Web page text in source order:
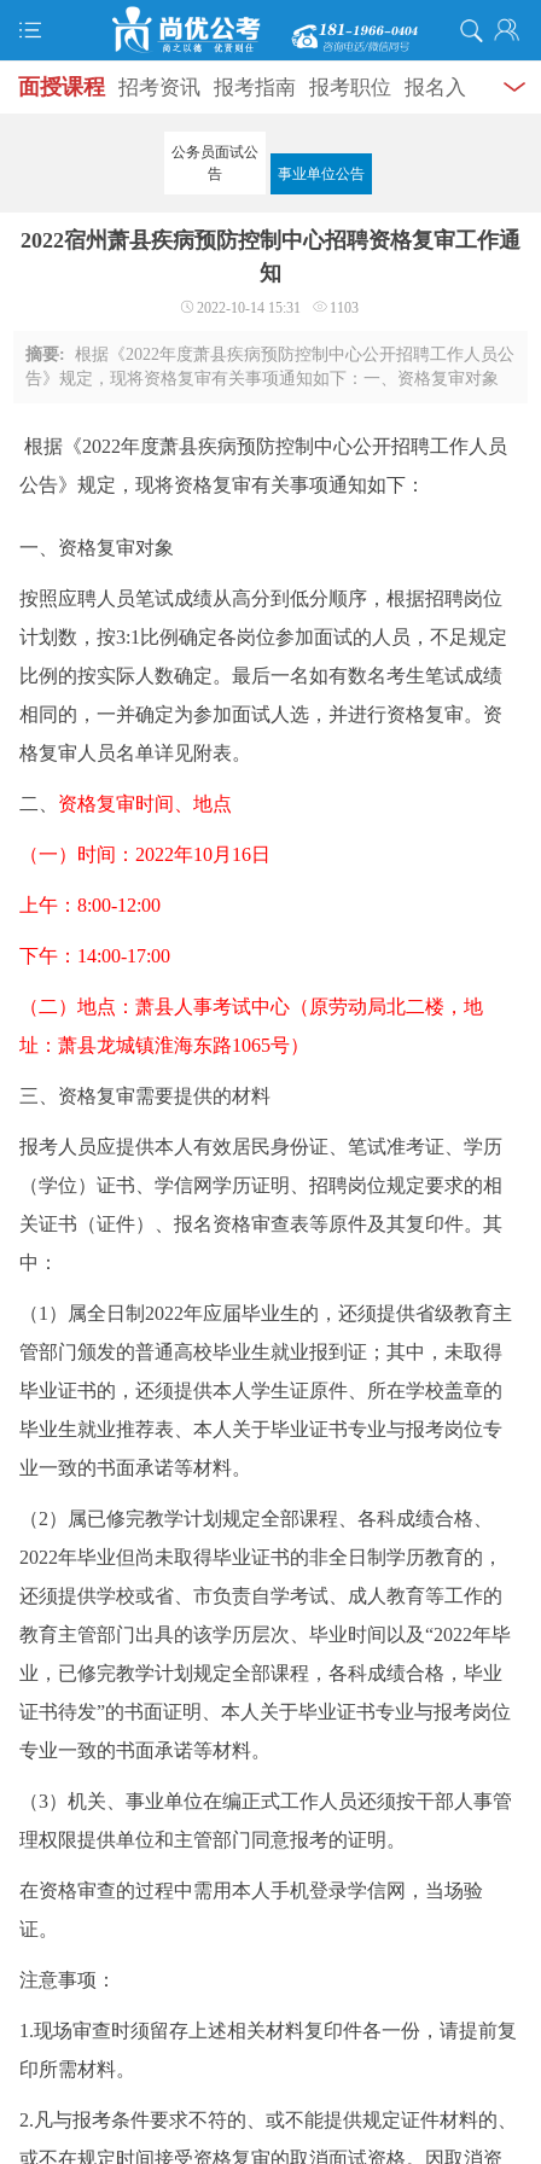
面授课程 招考资讯 报考指南 报考职位 报名入
成绩查询 面试公告
模拟试题 历年真题
政热点 视频课堂 学员风采 名师团队 考试专题
公务员面试公
告
事业单位公告
2022宿州萧县疾病预防控制中心招聘资格复审工作通
知
2022-10-14 15:31 1103
摘要:根据《2022年度萧县疾病预防控制中心公开招聘工作人员公
告》规定，现将资格复审有关事项通知如下：一、资格复审对象
根据《2022年度萧县疾病预防控制中心公开招聘工作人员
公告》规定，现将资格复审有关事项通知如下：
一、资格复审对象
按照应聘人员笔试成绩从高分到低分顺序，根据招聘岗位
计划数，按3:1比例确定各岗位参加面试的人员，不足规定
比例的按实际人数确定。最后一名如有数名考生笔试成绩
相同的，一并确定为参加面试人选，并进行资格复审。资
格复审人员名单详见附表。
二、 资格复审时间、地点
（一）时间：2022年10月16日
上午：8:00-12:00
下午：14:00-17:00
（二）地点：萧县人事考试中心（原劳动局北二楼，地
址：萧县龙城镇淮海东路1065号）
三、资格复审需要提供的材料
报考人员应提供本人有效居民身份证、笔试准考证、学历
（学位）证书、学信网学历证明、招聘岗位规定要求的相
关证书（证件）、报名资格审查表等原件及其复印件。其
中：
（1）属全日制2022年应届毕业生的，还须提供省级教育主
管部门颁发的普通高校毕业生就业报到证；其中，未取得
毕业证书的，还须提供本人学生证原件、所在学校盖章的
毕业生就业推荐表、本人关于毕业证书专业与报考岗位专
业一致的书面承诺等材料。
（2）属已修完教学计划规定全部课程、各科成绩合格、
2022年毕业但尚未取得毕业证书的非全日制学历教育的，
还须提供学校或省、市负责自学考试、成人教育等工作的
教育主管部门出具的该学历层次、毕业时间以及“2022年毕
业，已修完教学计划规定全部课程，各科成绩合格，毕业
证书待发”的书面证明、本人关于毕业证书专业与报考岗位
专业一致的书面承诺等材料。
（3）机关、事业单位在编正式工作人员还须按干部人事管
理权限提供单位和主管部门同意报考的证明。
在资格审查的过程中需用本人手机登录学信网，当场验
证。
注意事项：
1.现场审查时须留存上述相关材料复印件各一份，请提前复
印所需材料。
2.凡与报考条件要求不符的、或不能提供规定证件材料的、
或不在规定时间接受资格复审的取消面试资格。因取消资